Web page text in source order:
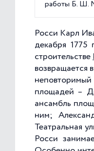
работы Б. Ш.
Росси Карл
декабря 1775
строительстве
возвращается
неповторимый
площадей –
ансамбль
ним;
Театральная
Росси